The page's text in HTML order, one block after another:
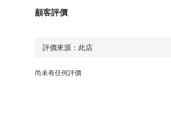
顧客評價
尚未有任何評價